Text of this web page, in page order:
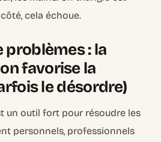
cela échoue.
problèmes : la
favorise la
le désordre)
un outil fort pour résoudre les
personnels, professionnels